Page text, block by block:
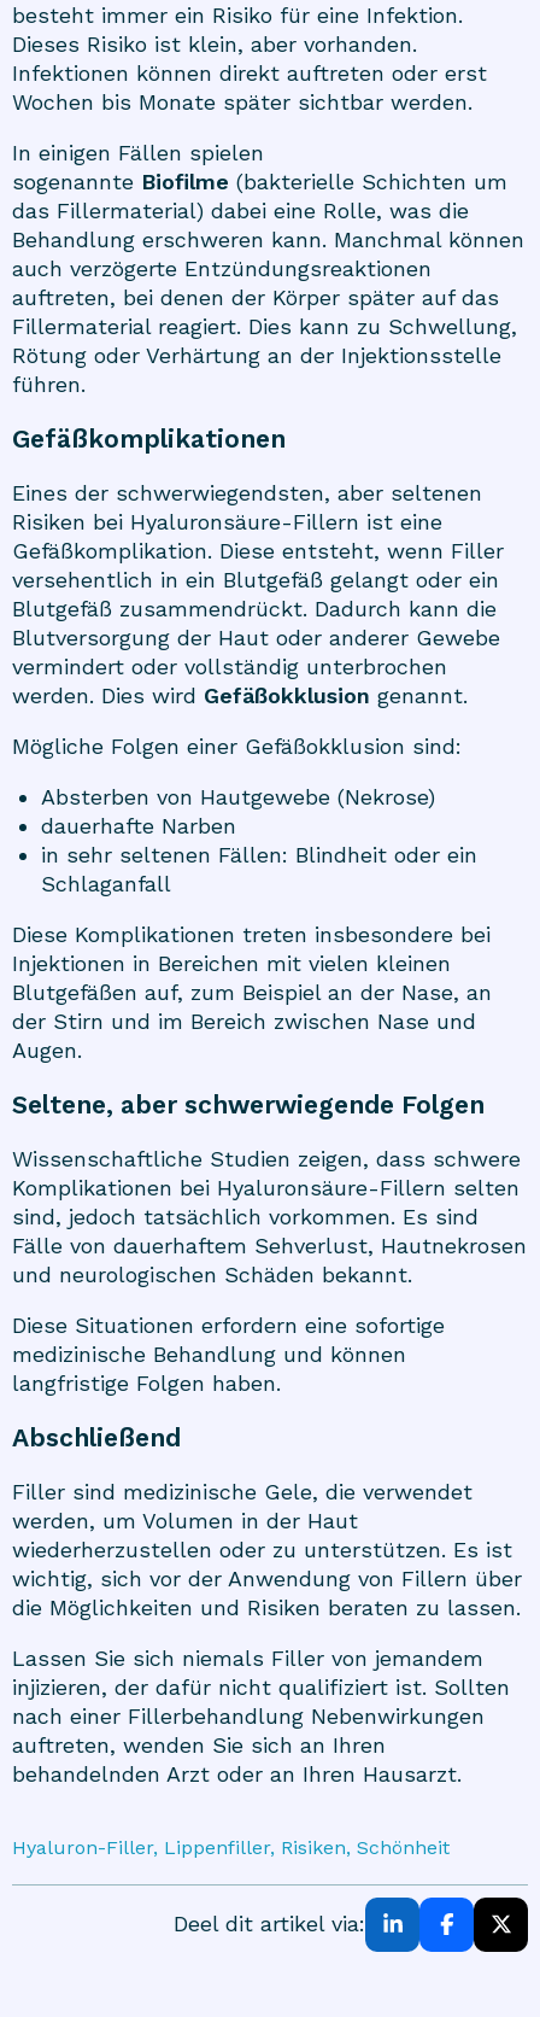
besteht immer ein Risiko für eine Infektion.
Dieses Risiko ist klein, aber vorhanden.
Infektionen können direkt auftreten oder erst
Wochen bis Monate später sichtbar werden.
In einigen Fällen spielen
sogenannte Biofilme (bakterielle Schichten um
das Fillermaterial) dabei eine Rolle, was die
Behandlung erschweren kann. Manchmal können
auch verzögerte Entzündungsreaktionen
auftreten, bei denen der Körper später auf das
Fillermaterial reagiert. Dies kann zu Schwellung,
Rötung oder Verhärtung an der Injektionsstelle
führen.
Gefäßkomplikationen
Eines der schwerwiegendsten, aber seltenen
Risiken bei Hyaluronsäure-Fillern ist eine
Gefäßkomplikation. Diese entsteht, wenn Filler
versehentlich in ein Blutgefäß gelangt oder ein
Blutgefäß zusammendrückt. Dadurch kann die
Blutversorgung der Haut oder anderer Gewebe
vermindert oder vollständig unterbrochen
werden. Dies wird Gefäßokklusion genannt.
Mögliche Folgen einer Gefäßokklusion sind:
Absterben von Hautgewebe (Nekrose)
dauerhafte Narben
in sehr seltenen Fällen: Blindheit oder ein
Schlaganfall
Diese Komplikationen treten insbesondere bei
Injektionen in Bereichen mit vielen kleinen
Blutgefäßen auf, zum Beispiel an der Nase, an
der Stirn und im Bereich zwischen Nase und
Augen.
Seltene, aber schwerwiegende Folgen
Wissenschaftliche Studien zeigen, dass schwere
Komplikationen bei Hyaluronsäure-Fillern selten
sind, jedoch tatsächlich vorkommen. Es sind
Fälle von dauerhaftem Sehverlust, Hautnekrosen
und neurologischen Schäden bekannt.
Diese Situationen erfordern eine sofortige
medizinische Behandlung und können
langfristige Folgen haben.
Abschließend
Filler sind medizinische Gele, die verwendet
werden, um Volumen in der Haut
wiederherzustellen oder zu unterstützen. Es ist
wichtig, sich vor der Anwendung von Fillern über
die Möglichkeiten und Risiken beraten zu lassen.
Lassen Sie sich niemals Filler von jemandem
injizieren, der dafür nicht qualifiziert ist. Sollten
nach einer Fillerbehandlung Nebenwirkungen
auftreten, wenden Sie sich an Ihren
behandelnden Arzt oder an Ihren Hausarzt.
Hyaluron-Filler, Lippenfiller, Risiken, Schönheit
Deel dit artikel via: